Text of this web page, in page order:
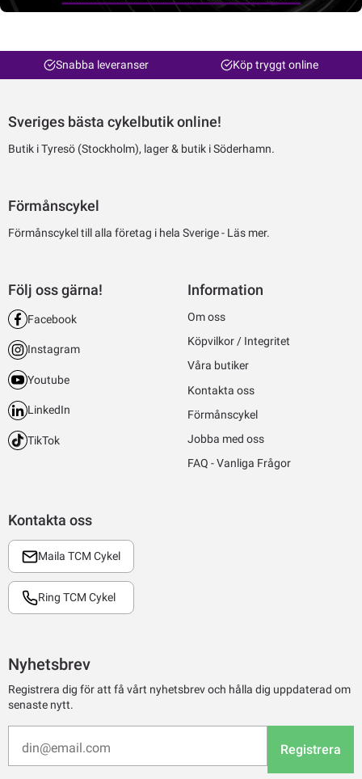
Snabba leveranser Köp tryggt online
Sveriges bästa cykelbutik online!
Butik i Tyresö (Stockholm), lager & butik i Söderhamn.
Förmånscykel
Förmånscykel till alla företag i hela Sverige - Läs mer.
Kontakta oss
Maila TCM Cykel
Ring TCM Cykel
Följ oss gärna!
Facebook
Instagram
Youtube
LinkedIn
TikTok
Information
Om oss
Köpvilkor / Integritet
Våra butiker
Kontakta oss
Förmånscykel
Jobba med oss
FAQ - Vanliga Frågor
Nyhetsbrev
Registrera dig för att få vårt nyhetsbrev och hålla dig uppdaterad om
senaste nytt.
Registrera